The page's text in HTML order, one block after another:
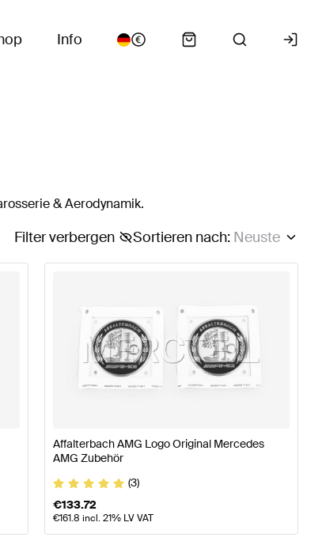
Info
& Aerodynamik.
Sortieren nach: Neuste
Filter verbergen
W177 Karosserie & AerodynamikAMG A-
Affalterbach AMG Logo Original Mercedes
AMG Zubehör
(3)
€133.72
€161.8 incl. 21% LV VAT